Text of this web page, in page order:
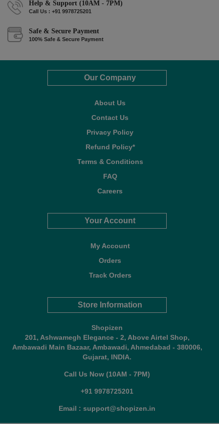
Help & Support (10AM - 7PM)
Call Us : +91 9978725201
Safe & Secure Payment
100% Safe & Secure Payment
Our Company
About Us
Contact Us
Privacy Policy
Refund Policy*
Terms & Conditions
FAQ
Careers
Your Account
My Account
Orders
Track Orders
Store Information
Shopizen
201, Ashwamegh Elegance - 2, Above Airtel Shop,
Ambawadi Main Bazaar, Ambawadi, Ahmedabad - 380006,
Gujarat, INDIA.
Call Us Now (10AM - 7PM)
+91 9978725201
Email : support@shopizen.in